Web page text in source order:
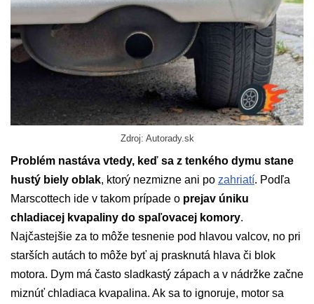
Zdroj: Autorady.sk
Problém nastáva vtedy, keď sa z tenkého dymu stane
hustý biely oblak, ktorý nezmizne ani po zahriatí. Podľa
Marscottech ide v takom prípade o prejav úniku
chladiacej kvapaliny do spaľovacej komory.
Najčastejšie za to môže tesnenie pod hlavou valcov, no pri
starších autách to môže byť aj prasknutá hlava či blok
motora. Dym má často sladkastý zápach a v nádržke začne
miznúť chladiaca kvapalina. Ak sa to ignoruje, motor sa